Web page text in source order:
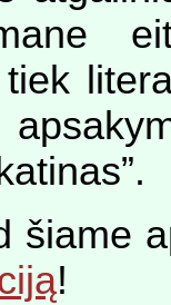
šiame
!